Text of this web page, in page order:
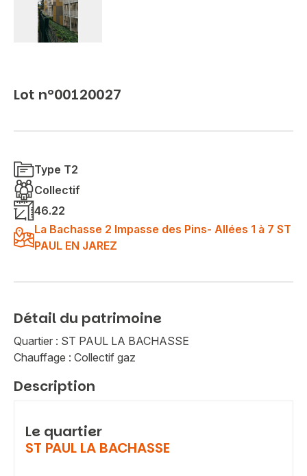
Lot n°00120027
Type T2
Collectif
46.22
La Bachasse 2 Impasse des Pins- Allées 1 à 7 ST
PAUL EN JAREZ
Détail du patrimoine
Quartier : ST PAUL LA BACHASSE
Chauffage : Collectif gaz
Description
Le quartier
ST PAUL LA BACHASSE